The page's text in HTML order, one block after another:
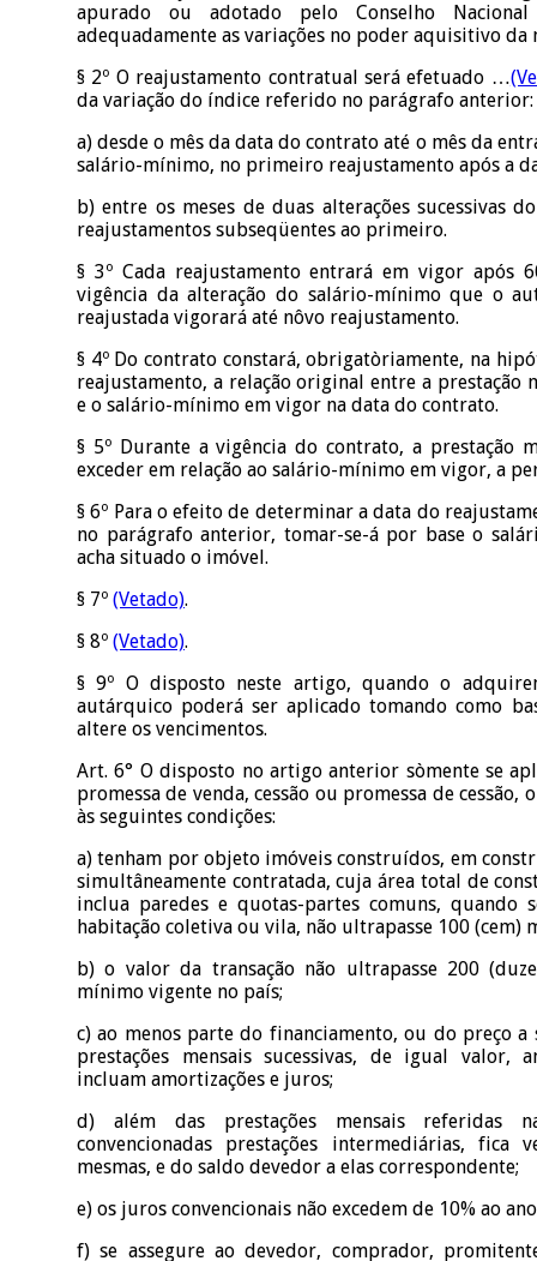
apurado ou adotado pelo Conselho
adequadamente as variações no poder aquisitivo da
§ 2º O reajustamento contratual será efetuado …
da variação do índice referido no parágrafo anterior:
a) desde o mês da data do contrato até o mês da
salário-mínimo, no primeiro reajustamento após a
b) entre os meses de duas alterações sucessivas
reajustamentos subseqüentes ao primeiro.
§ 3º Cada reajustamento entrará em vigor após
vigência da alteração do salário-mínimo que o
reajustada vigorará até nôvo reajustamento.
§ 4º Do contrato constará, obrigatòriamente, na
reajustamento, a relação original entre a prestação
e o salário-mínimo em vigor na data do contrato.
§ 5º Durante a vigência do contrato, a prestação
exceder em relação ao salário-mínimo em vigor, a
§ 6º Para o efeito de determinar a data do
no parágrafo anterior, tomar-se-á por base o
acha situado o imóvel.
§ 7º (Vetado).
§ 8º (Vetado).
§ 9º O disposto neste artigo, quando o
autárquico poderá ser aplicado tomando como
altere os vencimentos.
Art. 6° O disposto no artigo anterior sòmente se
promessa de venda, cessão ou promessa de
às seguintes condições:
a) tenham por objeto imóveis construídos, em
simultâneamente contratada, cuja área total de
inclua paredes e quotas-partes comuns, quando
habitação coletiva ou vila, não ultrapasse 100 (cem)
b) o valor da transação não ultrapasse 200
mínimo vigente no país;
c) ao menos parte do financiamento, ou do preço a
prestações mensais sucessivas, de igual valor,
incluam amortizações e juros;
d) além das prestações mensais referidas
convencionadas prestações intermediárias, fica
mesmas, e do saldo devedor a elas correspondente;
e) os juros convencionais não excedem de 10% ao
f) se assegure ao devedor, comprador,